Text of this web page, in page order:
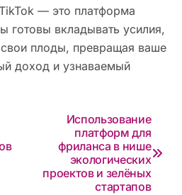
— это платформа
готовы вкладывать усилия,
свои плоды, превращая ваше
доход и узнаваемый
Использование
платформ для
фриланса в нише
экологических
проектов и зелёных
стартапов